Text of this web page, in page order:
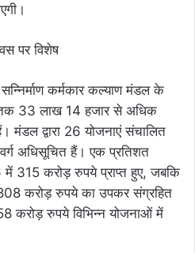
कर्मकार कल्याण मंडल के
33 लाख 14 हजार से अधिक
द्वारा 26 योजनाएं संचालित
अधिसूचित हैं। एक प्रतिशत
315 करोड़ रुपये प्राप्त हुए, जबकि
करोड़ रुपये का उपकर संग्रहित
रुपये विभिन्न योजनाओं में